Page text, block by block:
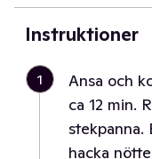
Instruktioner
1
Ansa och
ca 12 min.
stekpanna.
hacka